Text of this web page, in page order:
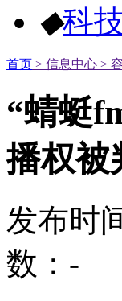
◆科
首页 > 信息中心 >
“蜻蜓
播权被
发布时
数： -